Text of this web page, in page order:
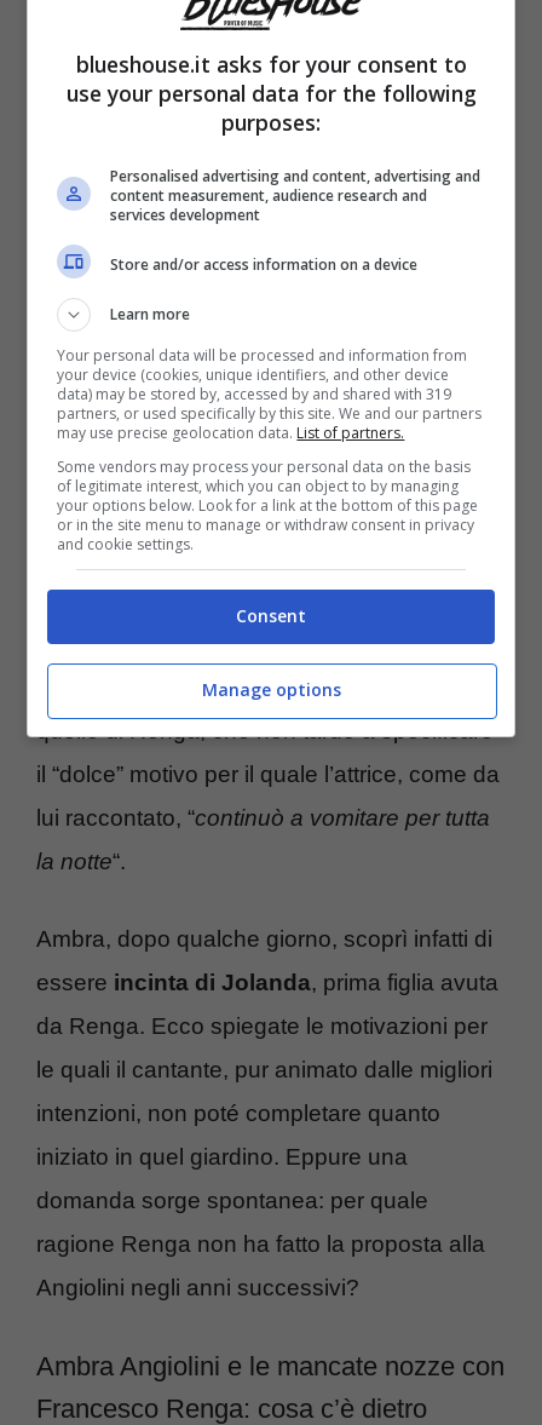
Avevo organizzato una cenetta romantica
nel giardino di un albergo“, svelò anni fa
l’artista, prima di spiegare perché la
famigerata proposta all’allora compagna non
andò mai in porto. All’epoca, nella fattispecie,
fu proprio la Angiolini stessa che, col suo
comportamento, “impedì” al cantante di
chiederle la mano.
Stavo per farle la proposta, ma
scappata in bagno a vomitare“. Un
racconto che non può evitare di far sorridere,
quello di Renga, che non tardò a specificare
il “dolce” motivo per il quale l’attrice, come da
lui raccontato, “continuò a vomitare per tutta
la notte“.
Ambra, dopo qualche giorno, scoprì infatti di
essere incinta di Jolanda, prima figlia avuta
da Renga. Ecco spiegate le motivazioni per
le quali il cantante, pur animato dalle migliori
intenzioni, non poté completare quanto
iniziato in quel giardino. Eppure una
domanda sorge spontanea: per quale
ragione Renga non ha fatto la proposta alla
Angiolini negli anni successivi?
Ambra Angiolini e le mancate nozze con
Francesco Renga: cosa c’è dietro
blueshouse.it asks for your consent to
use your personal data for the following
purposes:
Personalised advertising and content, advertising and
content measurement, audience research and
services development
Store and/or access information on a device
Learn more
Your personal data will be processed and information from
your device (cookies, unique identifiers, and other device
data) may be stored by, accessed by and shared with 319
partners, or used specifically by this site. We and our partners
may use precise geolocation data. List of partners.
Some vendors may process your personal data on the basis
of legitimate interest, which you can object to by managing
your options below. Look for a link at the bottom of this page
or in the site menu to manage or withdraw consent in privacy
and cookie settings.
Consent
Manage options